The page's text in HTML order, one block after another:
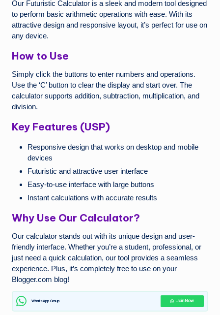
e
N
w
s
A
ro
u
T
W
o
rl
d
Our Futuristic Calculator is a sleek and modern tool designed
to perform basic arithmetic operations with ease. With its
attractive design and responsive layout, it’s perfect for use on
any device.
How to Use
Simply click the buttons to enter numbers and operations.
Use the ‘C’ button to clear the display and start over. The
calculator supports addition, subtraction, multiplication, and
division.
Key Features (USP)
Responsive design that works on desktop and mobile
devices
Futuristic and attractive user interface
Easy-to-use interface with large buttons
Instant calculations with accurate results
Why Use Our Calculator?
Our calculator stands out with its unique design and user-
friendly interface. Whether you’re a student, professional, or
just need a quick calculation, our tool provides a seamless
experience. Plus, it’s completely free to use on your
Blogger.com blog!
WhatsApp Group Join Now